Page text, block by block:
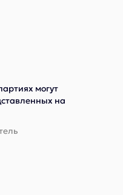
могут
на